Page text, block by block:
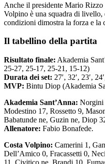
Anche il presidente Mario Rizzo
Volpino è una squadra di
condizioni dimostra la forza e la
Il tabellino della partita
Risultato finale: Akademia
25-27, 25-17, 25-21, 15-12)
Durata dei set: 27′, 32′, 23′,
MVP: Bintu Diop (Akademia
Akademia Sant’Anna: Norgini
Modestino 17, Rossetto 9,
Babatunde ne, Guzin ne, Diop
Allenatore: Fabio Bonafede.
Costa Volpino: Camerini 1,
Dell’Amico 0, Fracassetti 0,
11, Civitico ne, Brandi 10,